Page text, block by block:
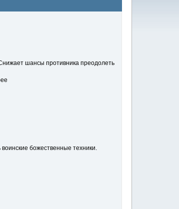
шансы противника преодолеть
божественные техники.